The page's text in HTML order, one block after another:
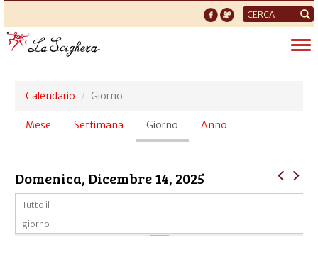
Form
di
ricerca
Calendario Giorno
Schede
Mese Settimana Giorno (scheda
attiva)
Anno
Domenica, Dicembre 14, 2025
Tutto il
giorno